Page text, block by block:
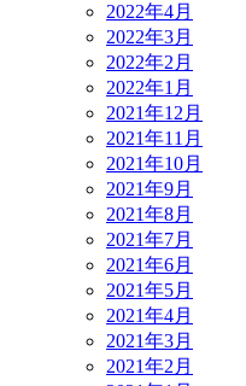
2022年4月
2022年3月
2022年2月
2022年1月
2021年12月
2021年11月
2021年10月
2021年9月
2021年8月
2021年7月
2021年6月
2021年5月
2021年4月
2021年3月
2021年2月